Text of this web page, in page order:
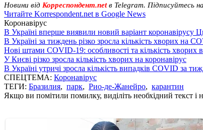
Новини від Корреспондент.netв Telegram. Підписуйтесь
Читайте Korrespondent.net в Google News
Коронавірус
В Україні вперше виявили новий варіант коронавірусу
В Україні за тиждень різко зросла кількість хворих на
Нові штами COVID-19: особливості та кількість хворих в
У Києві різко зросла кількість хворих на коронавірус
В Україні утричі зросла кількість випадків COVID за
СПЕЦТЕМА: Коронавірус
ТЕГИ: Бразилия, парк, Рио-де-Жанейро, карантин
Якщо ви помітили помилку, виділіть необхідний текст